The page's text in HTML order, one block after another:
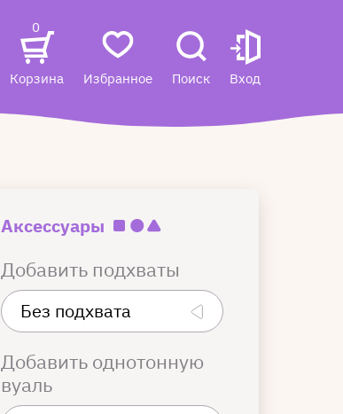
0
Корзина Избранное Поиск Вход
Аксессуары
Добавить подхваты
Добавить однотонную
вуаль